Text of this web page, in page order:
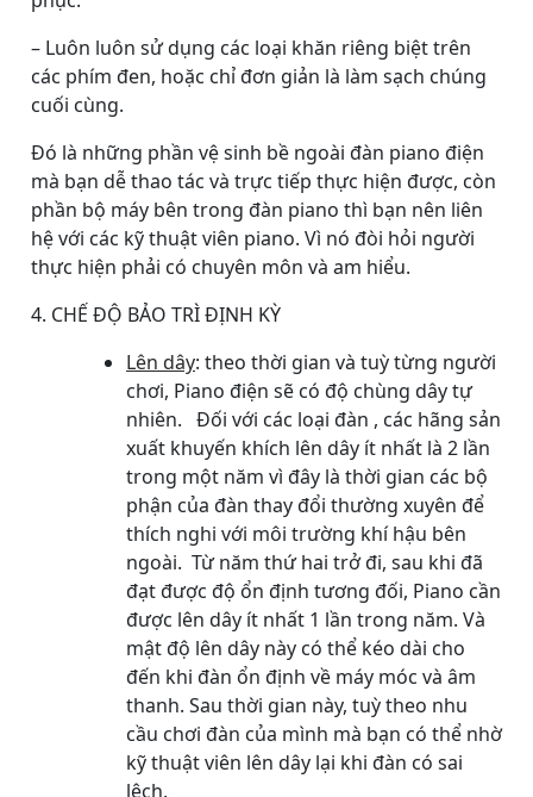
– Luôn luôn sử dụng các loại khăn riêng biệt trên
các phím đen, hoặc chỉ đơn giản là làm sạch chúng
cuối cùng.
Đó là những phần vệ sinh bề ngoài đàn piano điện
mà bạn dễ thao tác và trực tiếp thực hiện được, còn
phần bộ máy bên trong đàn piano thì bạn nên liên
hệ với các kỹ thuật viên piano. Vì nó đòi hỏi người
thực hiện phải có chuyên môn và am hiểu.
4. CHẾ ĐỘ BẢO TRÌ ĐỊNH KỲ
Lên dây: theo thời gian và tuỳ từng người
chơi, Piano điện sẽ có độ chùng dây tự
nhiên. Đối với các loại đàn , các hãng sản
xuất khuyến khích lên dây ít nhất là 2 lần
trong một năm vì đây là thời gian các bộ
phận của đàn thay đổi thường xuyên để
thích nghi với môi trường khí hậu bên
ngoài. Từ năm thứ hai trở đi, sau khi đã
đạt được độ ổn định tương đối, Piano cần
được lên dây ít nhất 1 lần trong năm. Và
mật độ lên dây này có thể kéo dài cho
đến khi đàn ổn định về máy móc và âm
thanh. Sau thời gian này, tuỳ theo nhu
cầu chơi đàn của mình mà bạn có thể nhờ
kỹ thuật viên lên dây lại khi đàn có sai
lệch.